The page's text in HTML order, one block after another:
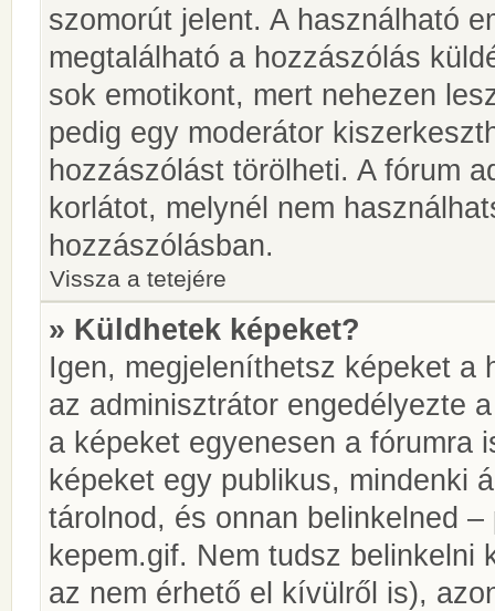
szomorút jelent. A használható
megtalálható a hozzászólás
sok emotikont, mert nehezen
pedig egy moderátor
hozzászólást törölheti. A fórum
korlátot, melynél nem
hozzászólásban.
Vissza a tetejére
» Küldhetek képeket?
Igen, megjeleníthetsz képeket a
az adminisztrátor engedélyezte
a képeket egyenesen a fórumra
képeket egy publikus, mindenki
tárolnod, és onnan belinkelned
kepem.gif. Nem tudsz belinkelni
az nem érhető el kívülről is),